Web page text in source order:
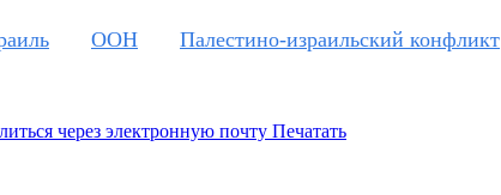
ООН Палестино-израильский конфликт
через электронную почту Печатать